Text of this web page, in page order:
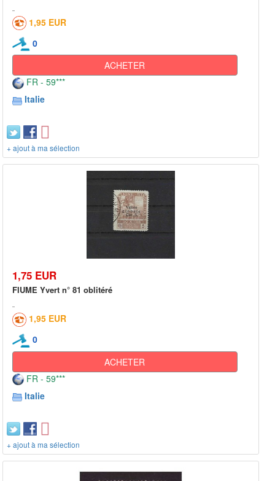
1,95 EUR
0
ACHETER
FR - 59***
Italie
+ ajout à ma sélection
1,75 EUR
FIUME Yvert n° 81 oblitéré
1,95 EUR
0
ACHETER
FR - 59***
Italie
+ ajout à ma sélection